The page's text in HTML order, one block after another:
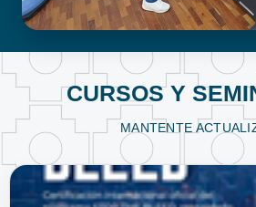
FISIOTERAPIA Y
CURSOS Y
MANTENTE